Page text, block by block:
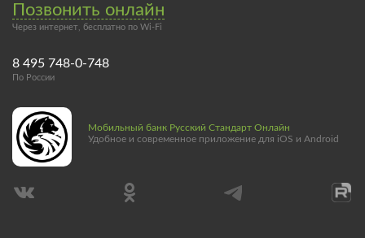
Позвонить онлайн
Через интернет, бесплатно по Wi-Fi
8 495 748-0-748
По России
Мобильный банк Русский Стандарт Онлайн
Удобное и современное приложение для iOS и Android